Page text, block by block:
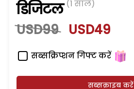
डिजिटल (1 साल)
USD99 USD49
सब्सक्रिप्शन गिफ्ट करें
सब्सक्राइब करें